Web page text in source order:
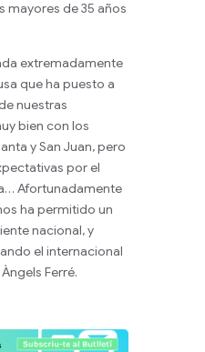
mayores de 35 años
extremadamente
que ha puesto a
nuestras
bien con los
y San Juan, pero
por el
Afortunadamente
ha permitido un
nacional, y
el internacional
Ferré.